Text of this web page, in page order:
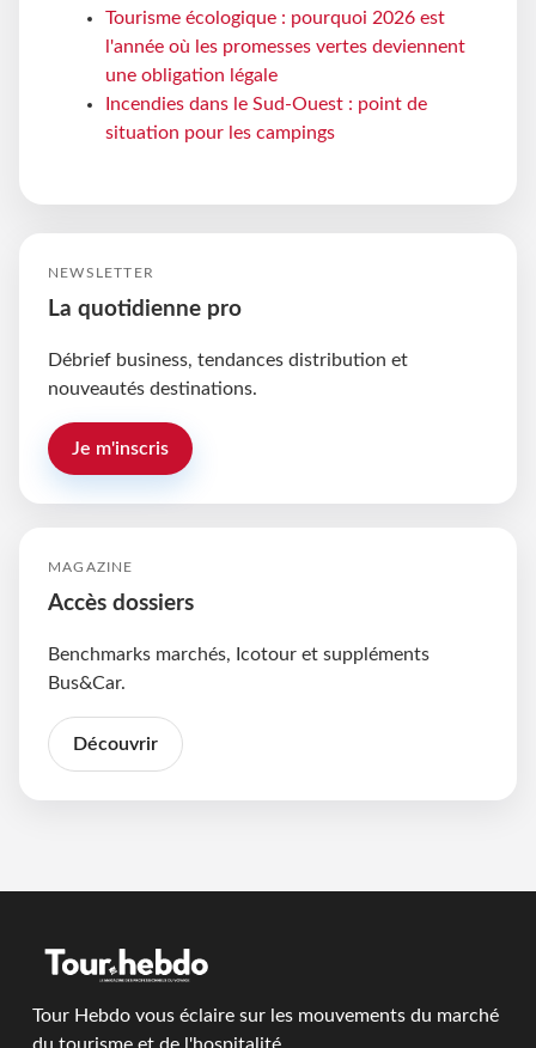
Tourisme écologique : pourquoi 2026 est
l'année où les promesses vertes deviennent
une obligation légale
Incendies dans le Sud-Ouest : point de
situation pour les campings
NEWSLETTER
La quotidienne pro
Débrief business, tendances distribution et
nouveautés destinations.
Je m'inscris
MAGAZINE
Accès dossiers
Benchmarks marchés, Icotour et suppléments
Bus&Car.
Découvrir
Tour Hebdo vous éclaire sur les mouvements du marché
du tourisme et de l'hospitalité.